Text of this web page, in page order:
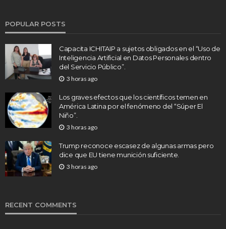
POPULAR POSTS
Capacita ICHITAIP a sujetos obligados en el “Uso de
Inteligencia Artificial en Datos Personales dentro
del Servicio Público”.
3 horas ago
Los graves efectos que los científicos temen en
América Latina por el fenómeno del “Súper El
Niño”.
3 horas ago
Trump reconoce escasez de algunas armas pero
dice que EU tiene munición suficiente.
3 horas ago
RECENT COMMENTS